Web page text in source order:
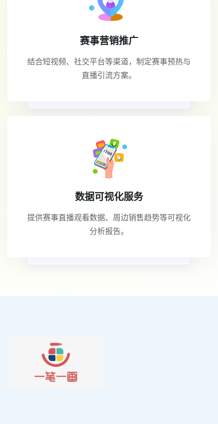
赛事营销推广
结合短视频、社交平台等渠道，制定赛事预热与
直播引流方案。
数据可视化服务
提供赛事直播观看数据、周边销售趋势等可视化
分析报告。